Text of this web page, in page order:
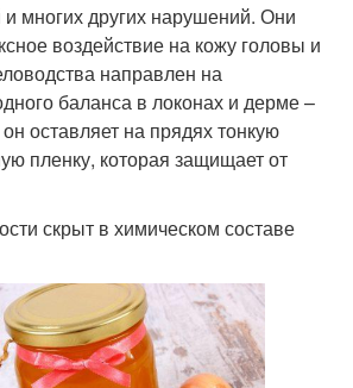
многих других нарушений. Они
воздействие на кожу головы и
направлен на
баланса в локонах и дерме –
оставляет на прядях тонкую
пленку, которая защищает от
скрыт в химическом составе